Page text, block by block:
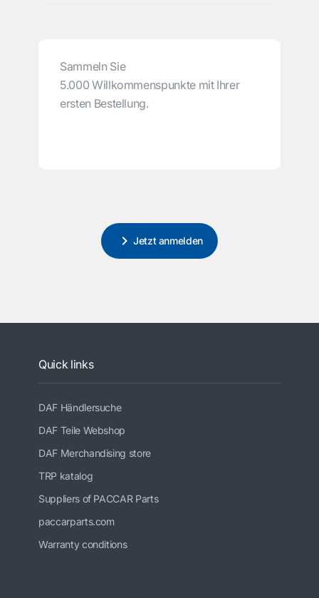
Sammeln Sie
5.000 Willkommenspunkte mit Ihrer
ersten Bestellung.
Jetzt anmelden
Quick links
DAF Händlersuche
DAF Teile Webshop
DAF Merchandising store
TRP katalog
Suppliers of PACCAR Parts
paccarparts.com
Warranty conditions